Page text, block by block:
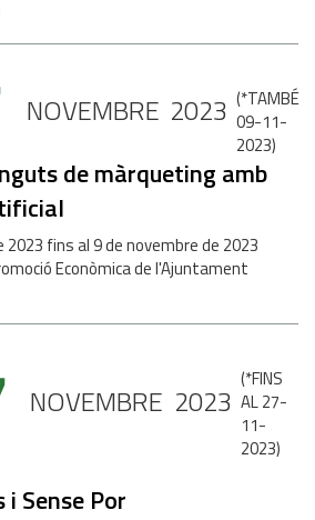
NOVEMBRE 2023 (*TAMBÉ
09-11-
2023)
de màrqueting amb
2023 fins al9denovembrede 2023
Econòmica de l'Ajuntament
NOVEMBRE 2023
(*FINS
AL 27-
11-
2023)
i Sense Por